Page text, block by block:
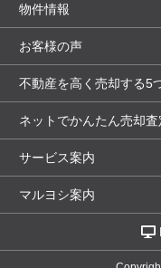
物件情報
お客様の声
不動産を高く売却する5
ネットでかんたん売却査
サービス案内
マルヨシ案内